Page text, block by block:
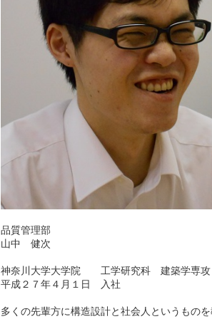
品質管理部
山中 健次
神奈川大学大学院 工学研究科 建築学専
平成２７年４月１日 入社
多くの先輩方に構造設計と社会人というもの